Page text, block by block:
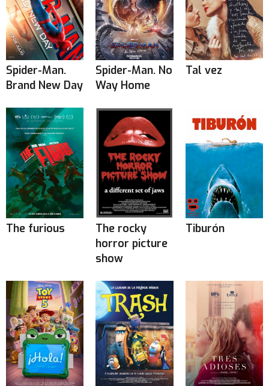
Spider-Man.
Brand New Day
Spider-Man. No
Way Home
Tal vez
The furious
The rocky
horror picture
show
Tiburón